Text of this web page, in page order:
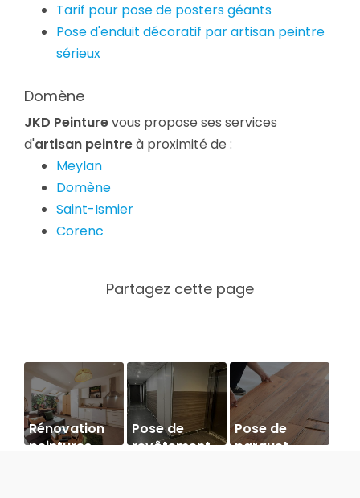
Tarif pour pose de posters géants
Pose d'enduit décoratif par artisan peintre
sérieux
Domène
JKD Peinturevous propose ses services
d'artisan peintreà proximité de :
Meylan
Domène
Saint-Ismier
Corenc
Rénovation
peintures
Pose de
revêtement
Pose de
parquet